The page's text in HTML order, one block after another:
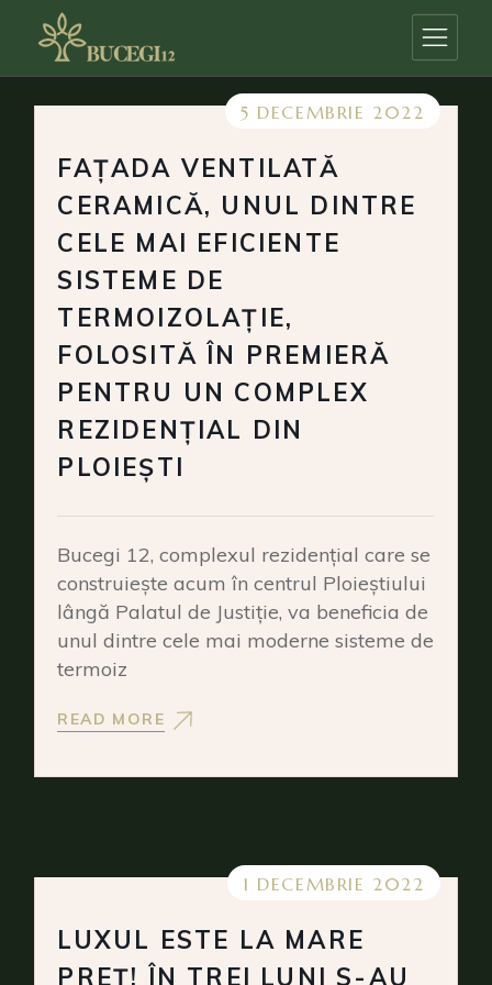
content
5 DECEMBRIE 2022
FAȚADA VENTILATĂ
CERAMICĂ, UNUL DINTRE
CELE MAI EFICIENTE
SISTEME DE
TERMOIZOLAȚIE,
FOLOSITĂ ÎN PREMIERĂ
PENTRU UN COMPLEX
REZIDENȚIAL DIN
PLOIEȘTI
Bucegi 12, complexul rezidențial care se
construiește acum în centrul Ploieștiului
lângă Palatul de Justiție, va beneficia de
unul dintre cele mai moderne sisteme de
termoiz
READ MORE
1 DECEMBRIE 2022
LUXUL ESTE LA MARE
PREȚ! ÎN TREI LUNI S-AU